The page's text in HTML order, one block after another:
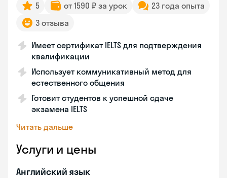
5 от 1590 ₽ за урок
23 года опыта
3 отзыва
Имеет сертификат IELTS для подтверждения
квалификации
Использует коммуникативный метод для
естественного общения
Готовит студентов к успешной сдаче
экзамена IELTS
Читать дальше
Услуги и цены
Английский язык